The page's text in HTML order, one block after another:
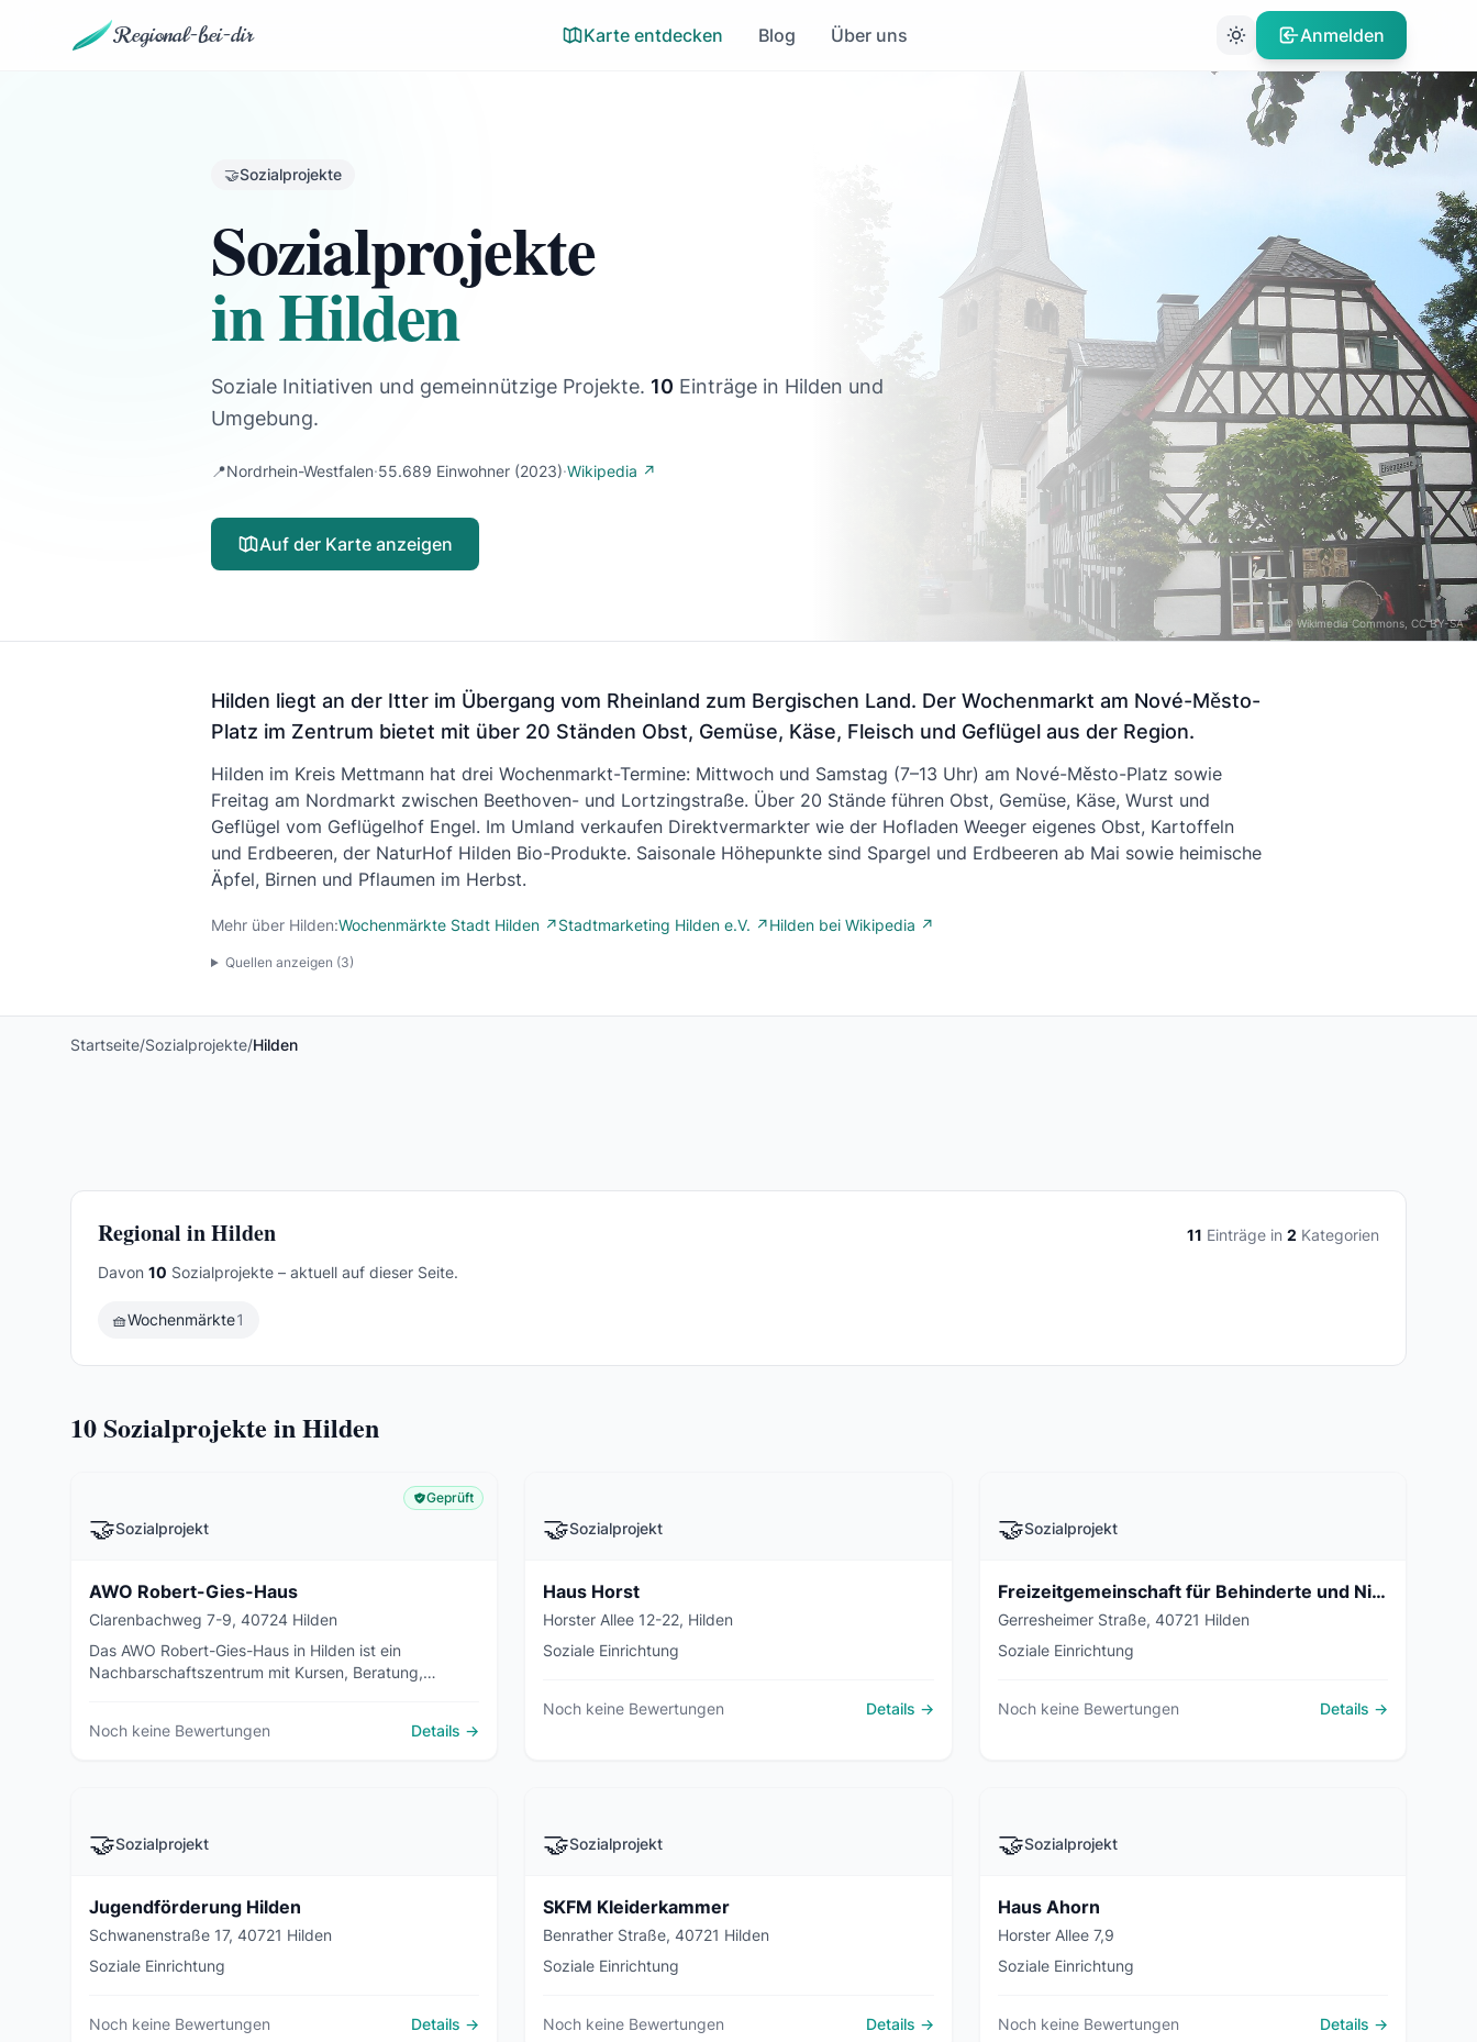
Regional-bei-dir Karte entdecken Blog Über uns Anmelden
© Wikimedia Commons , CC BY-SA
🤝Sozialprojekte
Sozialprojekte
in Hilden
Soziale Initiativen und gemeinnützige Projekte. 10 Einträge in Hilden und
Umgebung.
📍Nordrhein-Westfalen·55.689 Einwohner (2023)·Wikipedia ↗
Auf der Karte anzeigen
Hilden liegt an der Itter im Übergang vom Rheinland zum Bergischen Land. Der Wochenmarkt am Nové-Město-
Platz im Zentrum bietet mit über 20 Ständen Obst, Gemüse, Käse, Fleisch und Geflügel aus der Region.
Hilden im Kreis Mettmann hat drei Wochenmarkt-Termine: Mittwoch und Samstag (7–13 Uhr) am Nové-Město-Platz sowie
Freitag am Nordmarkt zwischen Beethoven- und Lortzingstraße. Über 20 Stände führen Obst, Gemüse, Käse, Wurst und
Geflügel vom Geflügelhof Engel. Im Umland verkaufen Direktvermarkter wie der Hofladen Weeger eigenes Obst, Kartoffeln
und Erdbeeren, der NaturHof Hilden Bio-Produkte. Saisonale Höhepunkte sind Spargel und Erdbeeren ab Mai sowie heimische
Äpfel, Birnen und Pflaumen im Herbst.
Mehr über Hilden:Wochenmärkte Stadt Hilden ↗Stadtmarketing Hilden e.V. ↗Hilden bei Wikipedia ↗
Quellen anzeigen (3)
Startseite/Sozialprojekte/Hilden
Regional in Hilden 11 Einträge in 2 Kategorien
Davon 10 Sozialprojekte – aktuell auf dieser Seite.
🧺Wochenmärkte1
10Sozialprojekte in Hilden
🤝Sozialprojekt
Geprüft
AWO Robert-Gies-Haus
Clarenbachweg 7-9, 40724 Hilden
Das AWO Robert-Gies-Haus in Hilden ist ein
Nachbarschaftszentrum mit Kursen, Beratung,
Noch keine Bewertungen Details →
🤝Sozialprojekt
Haus Horst
Horster Allee 12-22, Hilden
Soziale Einrichtung
Noch keine Bewertungen Details →
🤝Sozialprojekt
Freizeitgemeinschaft für Behinderte und Nichtbehinderte Hilden e.V.
Gerresheimer Straße, 40721 Hilden
Soziale Einrichtung
Noch keine Bewertungen Details →
🤝Sozialprojekt
Jugendförderung Hilden
Schwanenstraße 17, 40721 Hilden
Soziale Einrichtung
Noch keine Bewertungen Details →
🤝Sozialprojekt
SKFM Kleiderkammer
Benrather Straße, 40721 Hilden
Soziale Einrichtung
Noch keine Bewertungen Details →
🤝Sozialprojekt
Haus Ahorn
Horster Allee 7,9
Soziale Einrichtung
Noch keine Bewertungen Details →